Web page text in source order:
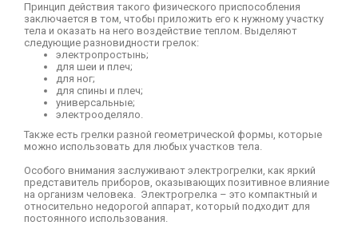
Принцип действия такого физического приспособления
заключается в том, чтобы приложить его к нужному участку
тела и оказать на него воздействие теплом. Выделяют
следующие разновидности грелок:
электропростынь;
для шеи и плеч;
для ног;
для спины и плеч;
универсальные;
электрооделяло.
Также есть грелки разной геометрической формы, которые
можно использовать для любых участков тела.
Особого внимания заслуживают электрогрелки, как яркий
представитель приборов, оказывающих позитивное влияние
на организм человека. Электрогрелка – это компактный и
относительно недорогой аппарат, который подходит для
постоянного использования.